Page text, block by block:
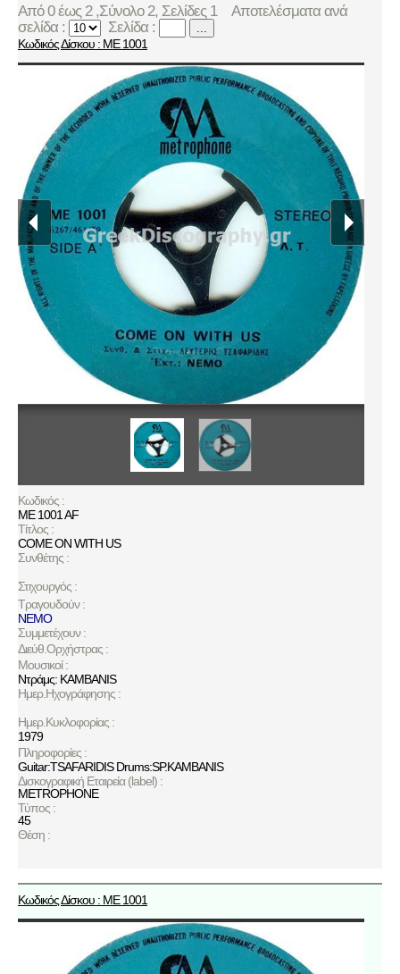
Από 0 έως 2 ,Σύνολο 2, Σελίδες 1
Αποτελέσματα ανά
σελίδα :
Σελίδα :
Κωδικός Δίσκου : ME 1001
Κωδικός :
ME 1001 AF
Τίτλος :
COME ON WITH US
Συνθέτης :
Στιχουργός :
Τραγουδούν :
NEMO
Συμμετέχουν :
Διεύθ.Ορχήστρας :
Μουσικοί :
Ντράμς: KAMBANIS
Ημερ.Ηχογράφησης :
Ημερ.Κυκλοφορίας :
1979
Πληροφορίες :
Guitar:TSAFARIDIS Drums:SP.KAMBANIS
Δισκογραφική Εταιρεία (label) :
METROPHONE
Τύπος :
45
Θέση :
Κωδικός Δίσκου : ME 1001